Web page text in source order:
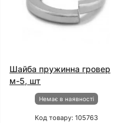
Шайба пружинна гровер
м-5, шт
Немає в наявності
Код товару: 105763